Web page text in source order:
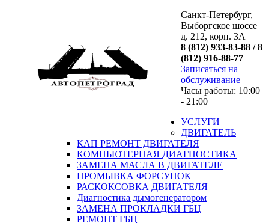
Санкт-Петербург,
Выборгское шоссе
д. 212, корп. 3А
8 (812) 933-83-88 / 8
(812) 916-88-77
Записаться на
обслуживание
Часы работы: 10:00
- 21:00
УСЛУГИ
ДВИГАТЕЛЬ
КАП РЕМОНТ ДВИГАТЕЛЯ
КОМПЬЮТЕРНАЯ ДИАГНОСТИКА
ЗАМЕНА МАСЛА В ДВИГАТЕЛЕ
ПРОМЫВКА ФОРСУНОК
РАСКОКСОВКА ДВИГАТЕЛЯ
Диагностика дымогенератором
ЗАМЕНА ПРОКЛАДКИ ГБЦ
РЕМОНТ ГБЦ